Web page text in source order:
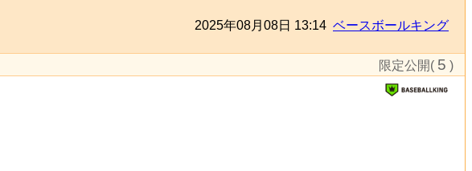
2025年08月08日 13:14 ベースボールキング
限定公開( 5 )